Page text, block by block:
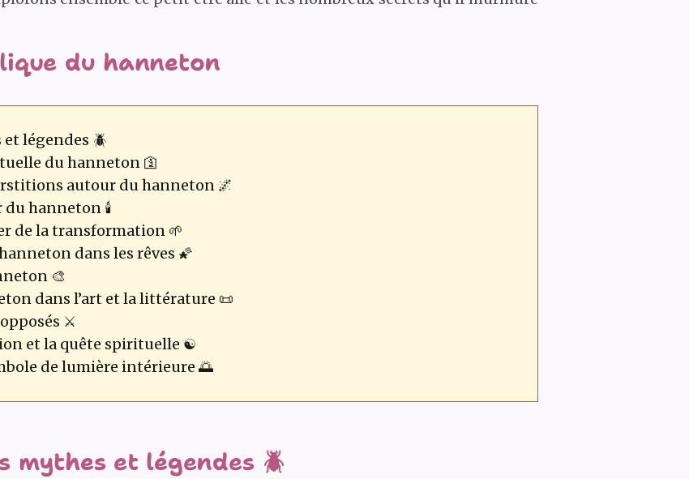
du hanneton
légendes 🪲
du hanneton 🛐
autour du hanneton 🌌
du hanneton 🕯️
de la transformation 🌱
dans les rêves 🌠
🎨
dans l’art et la littérature 📜
⚔️
et la quête spirituelle ☯️
de lumière intérieure 🌅
mythes et légendes 🪲